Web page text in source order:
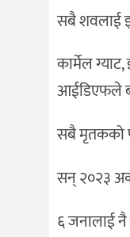
विचार
राजनीति
सबै शवलाई
कार्मेल
आईडिएफले
सबै मृतकको
सन् २०२३
६ जनालाई नै